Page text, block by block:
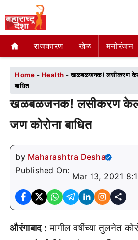
राजकारण खेळ मनोरंजन
राजकारण खेळ मनोरंजन
Home - Health -खळबळजनक! लसीकरण
बाधित
खळबळजनक! लसीकरण
जण कोरोना बाधित
by Maharashtra Desha
Published On:
Mar 13, 2021
औरंगाबाद : मागील वर्षीच्या तुलनेत